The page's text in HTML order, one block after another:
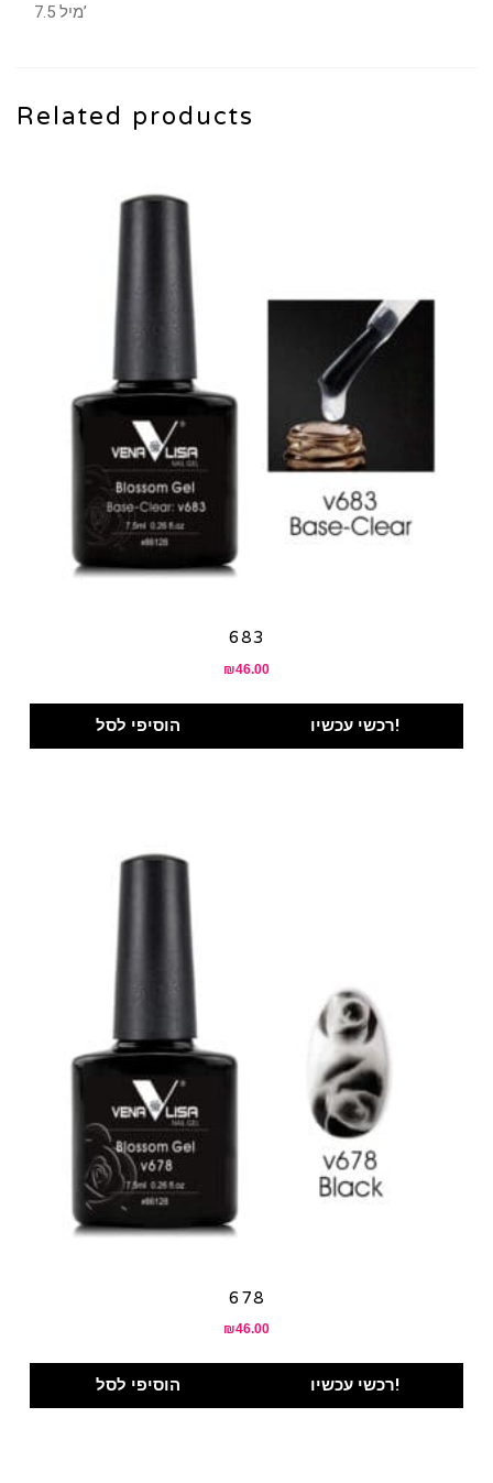
7.5 מיל’
Related products
683
₪46.00
הוסיפי לסל רכשי עכשיו!
678
₪46.00
הוסיפי לסל רכשי עכשיו!